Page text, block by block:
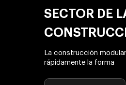
SECTOR DE
La construcción
rápidamente la forma